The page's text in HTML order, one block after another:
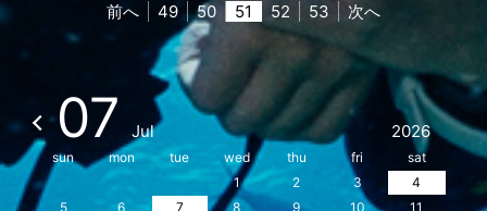
前へ 49 50 51 52 53 次へ
07 Jul 2026
sun mon tue wed thu fri
sat
1
2 3
4
5
6 7 8 9 10
11